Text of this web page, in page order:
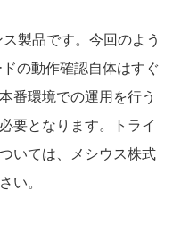
製品です。今回のよう
の動作確認自体はすぐ
番環境での運用を行う
要となります。トライ
いては、メシウス株式
い。